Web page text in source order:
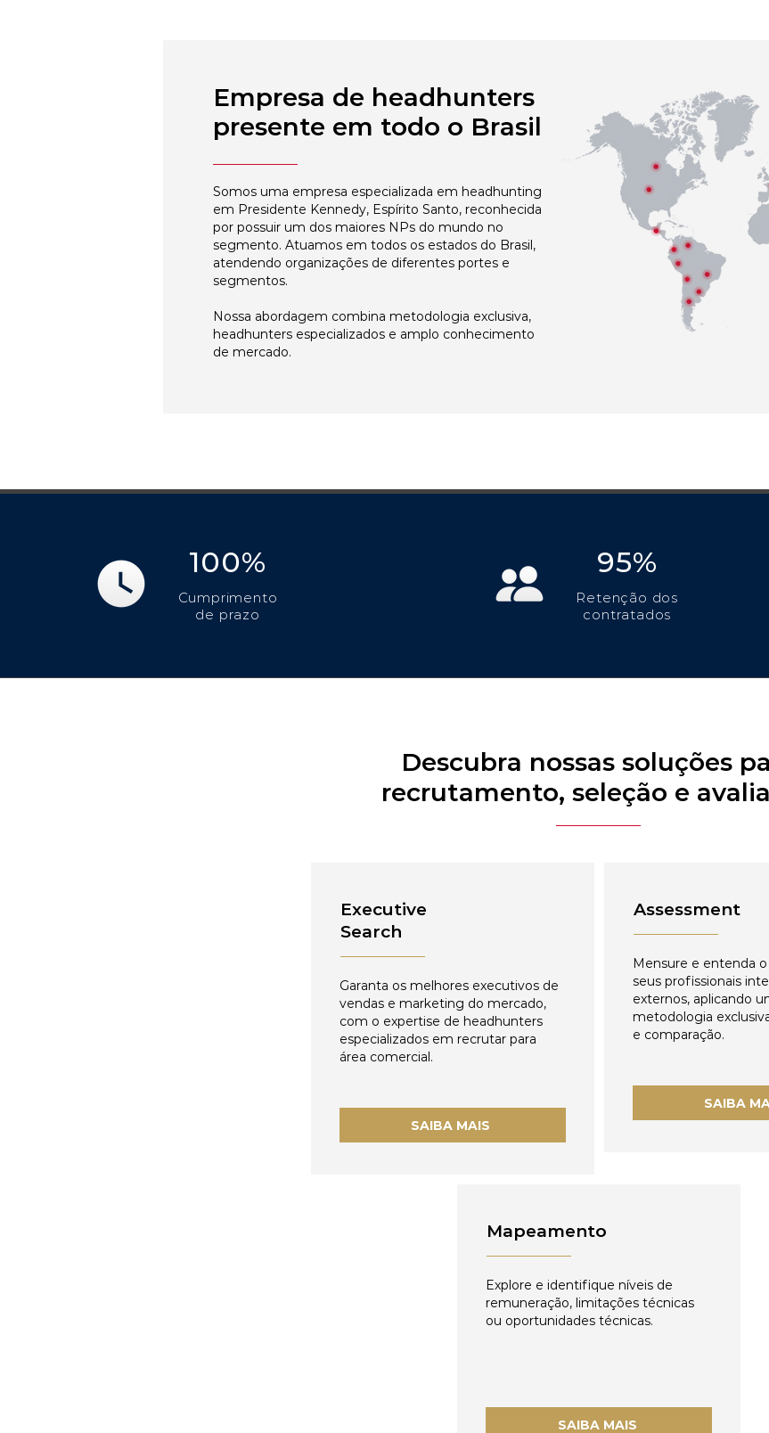
Empresa de headhunters
presente em todo o Brasil
Somos uma empresa especializada em headhunting
em Presidente Kennedy, Espírito Santo, reconhecida
por possuir um dos maiores NPs do mundo no
segmento. Atuamos em todos os estados do Brasil,
atendendo organizações de diferentes portes e
segmentos.
Nossa abordagem combina metodologia exclusiva,
headhunters especializados e amplo conhecimento
de mercado.
100%
Cumprimento
de prazo
95%
Retenção dos
contratados
Descubra nossas soluções
recrutamento, seleção e
Executive
Search
Garanta os melhores executivos de
vendas e marketing do mercado,
com o expertise de headhunters
especializados em recrutar para
área comercial.
SAIBA MAIS
Assessment
Mensure e entenda
seus profissionais
externos, aplicando
metodologia
e comparação.
SAIBA
Mapeamento
Explore e identifique níveis de
remuneração, limitações técnicas
ou oportunidades técnicas.
SAIBA MAIS